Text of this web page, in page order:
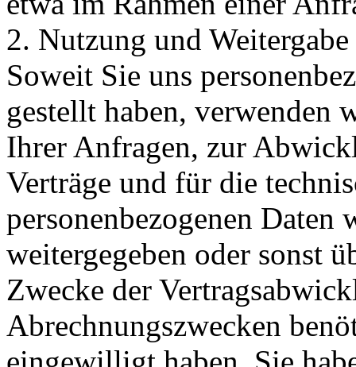
2. Nutzung und
Soweit Sie uns
gestellt haben, verwenden
Ihrer Anfragen, zur
Verträge und für die
personenbezogenen Daten
weitergegeben oder sonst
Zwecke der
Abrechnungszwecken